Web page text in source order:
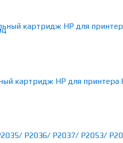
картридж HP для принтера